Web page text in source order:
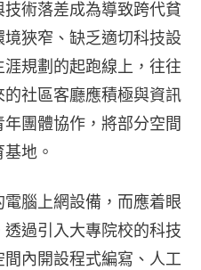
術落差成為導致跨代貧
狹窄、缺乏適切科技設
規劃的起跑線上，往往
社區客廳應積極與資訊
團體協作，將部分空間
地。
腦上網設備，而應着眼
過引入大專院校的科技
內開設程式編寫、人工